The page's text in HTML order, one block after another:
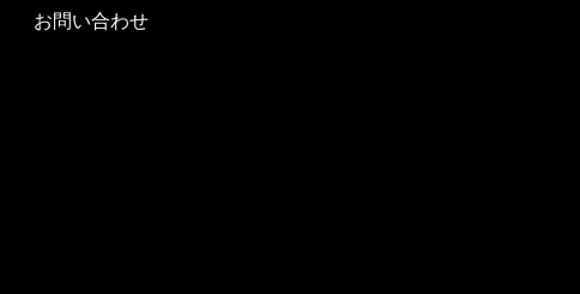
お問い合わせ